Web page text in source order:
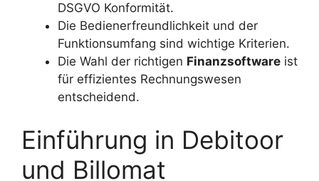
DSGVO Konformität.
Die Bedienerfreundlichkeit und der
Funktionsumfang sind wichtige Kriterien.
Die Wahl der richtigen Finanzsoftware ist
für effizientes Rechnungswesen
entscheidend.
Einführung in Debitoor
und Billomat